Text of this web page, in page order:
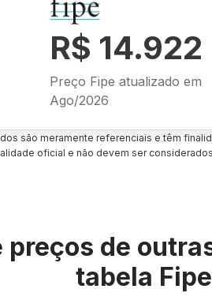
R$ 14.922
Preço Fipe atualizado em
Ago/2026
são meramente referenciais e têm
oficial e não devem ser
preços de
tabela Fipe